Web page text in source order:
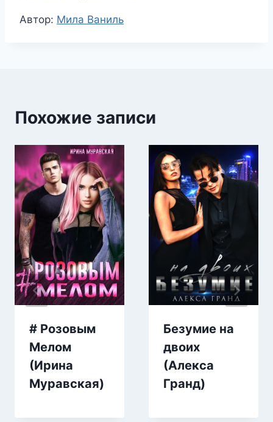
Метки
Автор: Мила Ваниль
Похожие записи
# Розовым
Мелом
(Ирина
Муравская)
Безумие на
двоих
(Алекса
Гранд)